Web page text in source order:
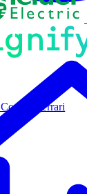
Comoli Ferrari